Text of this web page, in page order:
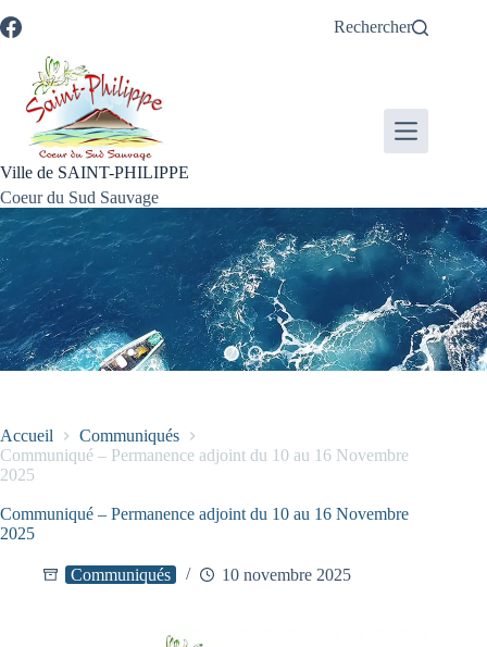
au
au
à
recherche
au
Rechercher
Ville de SAINT-PHILIPPE
Coeur du Sud Sauvage
Accueil
Communiqués
Communiqué – Permanence adjoint du 10 au 16 Novembre
2025
Communiqué – Permanence adjoint du 10 au 16 Novembre
2025
Communiqués 10 novembre 2025